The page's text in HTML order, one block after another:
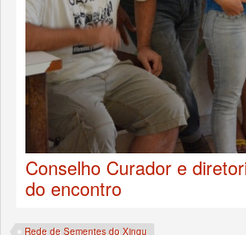
Conselho Curador e
do encontro
Rede de Sementes do Xingu